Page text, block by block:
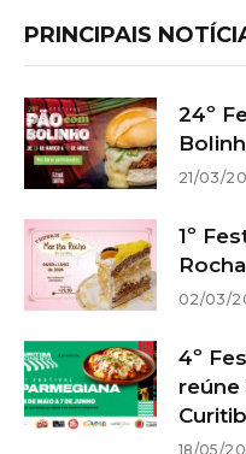
PRINCIPAIS
24º
21/03/
1º
02/03/
4º
reúne
18/05/